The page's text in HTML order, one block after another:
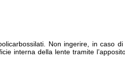
Non ingerire, in caso
interna della lente tramite